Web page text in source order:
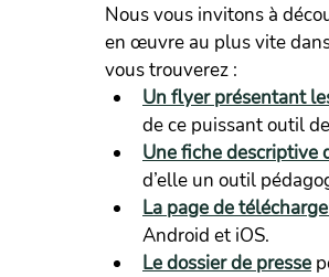
Nous vous invitons à
en œuvre au plus vite
vous trouverez :
Un flyer présentant
de ce puissant outil
Une fiche descriptive
d’elle un outil
La page de
Android et iOS.
Le dossier de presse